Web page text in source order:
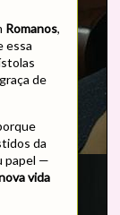
Romanos,
essa
de
da
papel —
vida